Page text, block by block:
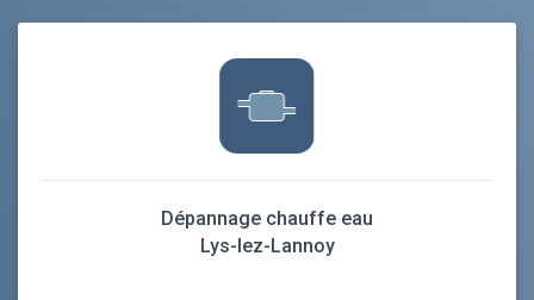
Dépannage chauffe eau
Lys-lez-Lannoy